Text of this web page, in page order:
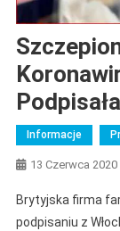
Informacje
13 Czerwca 2020
Brytyjska firma
podpisaniu z